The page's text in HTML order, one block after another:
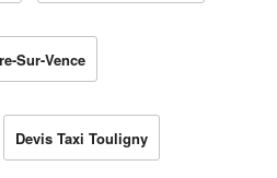
Sur-Vence
Devis Taxi Touligny